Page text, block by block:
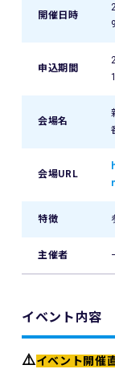
開催日時
申込期間
会場名
会場URL
特徴
主催者
イベント内容
⚠️イベント開催